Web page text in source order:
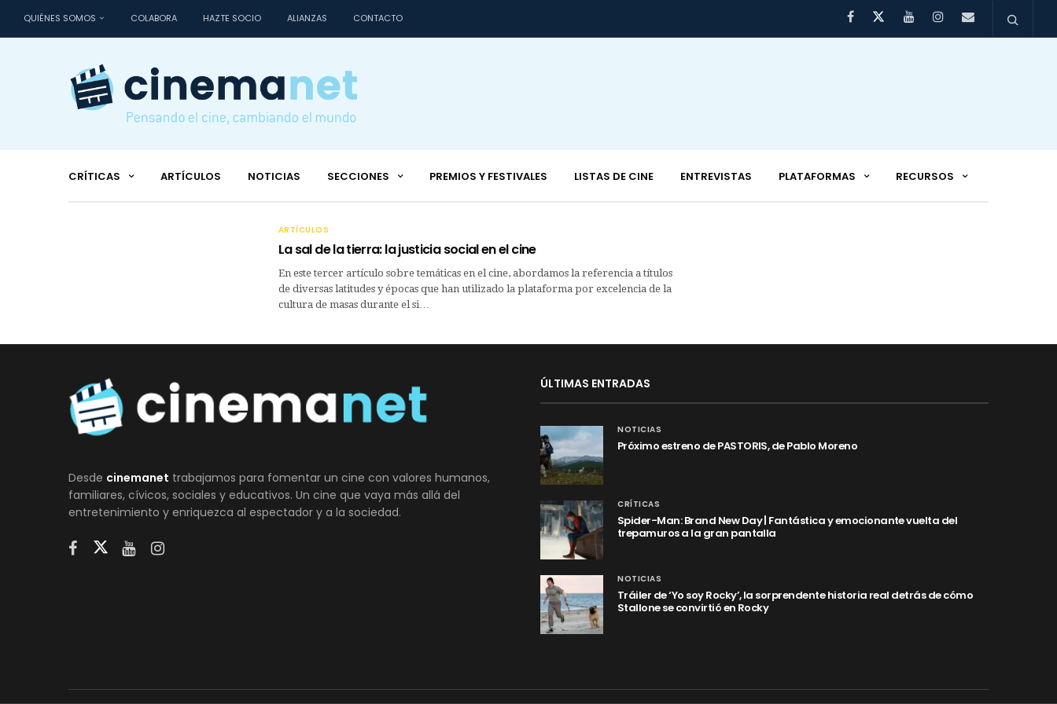
QUIÉNES SOMOS COLABORA HAZTE SOCIO ALIANZAS CONTACTO
CRÍTICAS ARTÍCULOS NOTICIAS SECCIONES PREMIOS Y FESTIVALES LISTAS DE CINE ENTREVISTAS PLATAFORMAS RECURSOS
ARTÍCULOS
La sal de la tierra: la justicia social en el cine
En este tercer artículo sobre temáticas en el cine, abordamos la referencia a títulos
de diversas latitudes y épocas que han utilizado la plataforma por excelencia de la
cultura de masas durante el si…
Desde cinemanet trabajamos para fomentar un cine con valores humanos,
familiares, cívicos, sociales y educativos. Un cine que vaya más allá del
entretenimiento y enriquezca al espectador y a la sociedad.
ÚLTIMAS ENTRADAS
NOTICIAS
Próximo estreno de PASTORIS, de Pablo Moreno
CRÍTICAS
Spider-Man: Brand New Day | Fantástica y emocionante vuelta del
trepamuros a la gran pantalla
NOTICIAS
Tráiler de ‘Yo soy Rocky’, la sorprendente historia real detrás de cómo
Stallone se convirtió en Rocky